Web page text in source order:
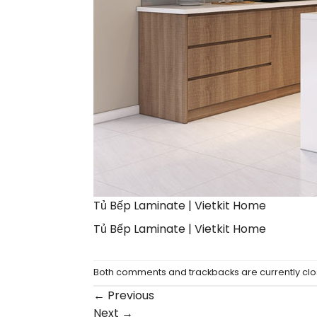
Tủ Bếp Laminate | Vietkit Home
Tủ Bếp Laminate | Vietkit Home
Both comments and trackbacks are currently
← Previous
Next →